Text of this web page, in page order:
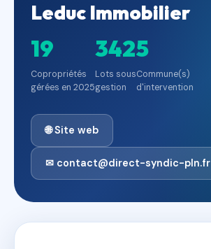
Leduc Immobilier
19
Copropriétés
gérées en 2025
342
Lots sous
gestion
5
Commune(s)
d'intervention
🌐 Site web
✉ contact@direct-syndic-pln.fr